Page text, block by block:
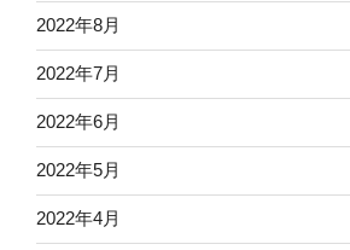
2022年8月
2022年7月
2022年6月
2022年5月
2022年4月